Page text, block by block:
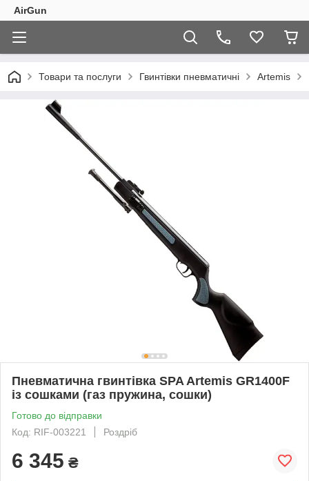
AirGun
Товари та послуги Гвинтівки пневматичні Artemis
Пневматична гвинтівка SPA Artemis GR1400F
із сошками (газ пружина, сошки)
Готово до відправки
Код: RIF-003221
Роздріб
6 345 ₴